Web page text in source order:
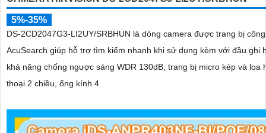
5%-35%
DS-2CD2047G3-LI2UY/SRBHUN là dòng camera được trang bị
AcuSearch giúp hỗ trợ tìm kiếm nhanh khi sử dụng kèm với đầu ghi
khả năng chống ngược sáng WDR 130dB, trang bị micro kép và loa
thoại 2 chiều, ống kính 4